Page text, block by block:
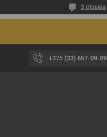
3 отзыва
+375 (33) 657-09-09